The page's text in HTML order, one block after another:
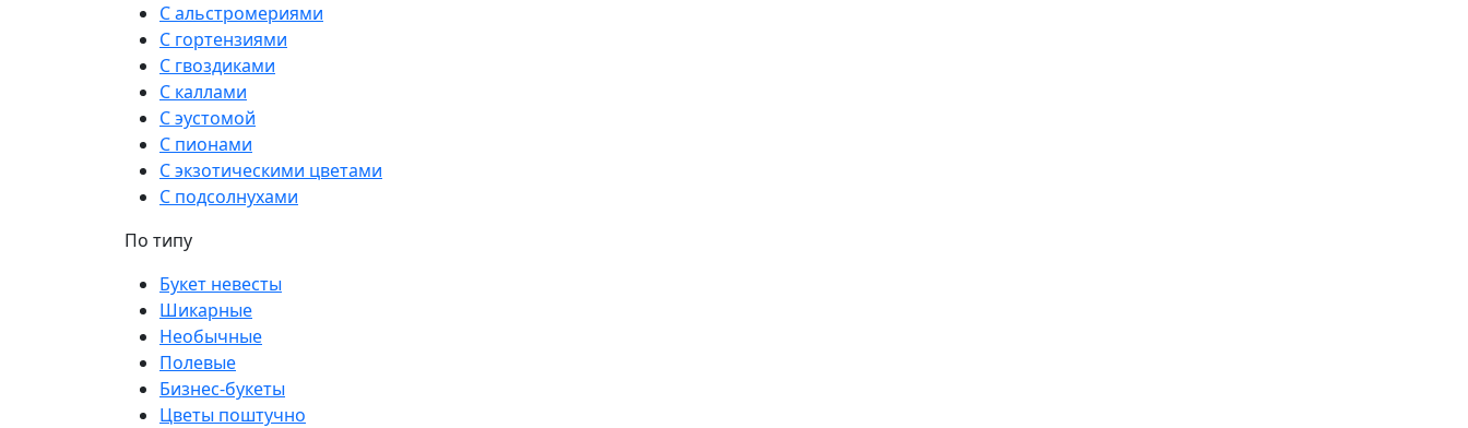
С альстромериями
С гортензиями
С гвоздиками
С каллами
С эустомой
С пионами
С экзотическими цветами
С подсолнухами
По типу
Букет невесты
Шикарные
Необычные
Полевые
Бизнес-букеты
Цветы поштучно